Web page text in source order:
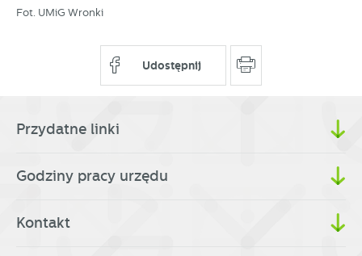
Fot. UMiG Wronki
Udostępnij
Przydatne linki
Godziny pracy urzędu
Kontakt